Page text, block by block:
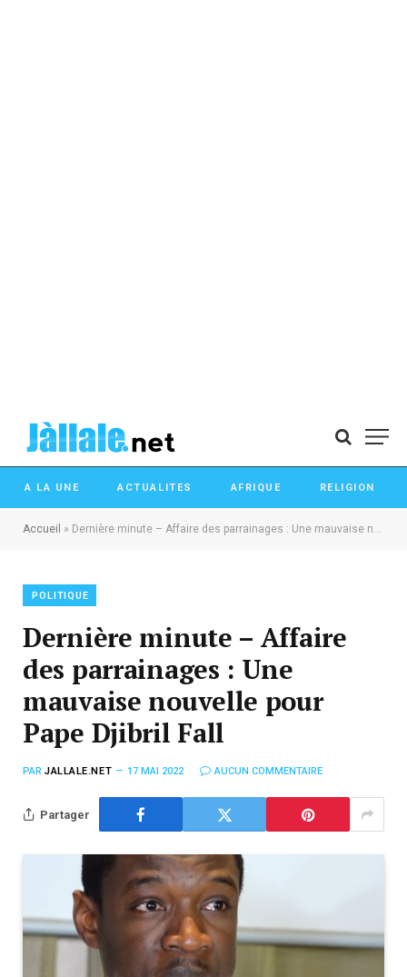
A LA UNE ACTUALITES AFRIQUE RELIGION
Accueil » Dernière minute – Affaire des parrainages : Une mauvaise nouvelle pour Pape Djibril Fall
POLITIQUE
Dernière minute – Affaire
des parrainages : Une
mauvaise nouvelle pour
Pape Djibril Fall
PAR JALLALE.NET 17 MAI 2022 AUCUN COMMENTAIRE
Partager